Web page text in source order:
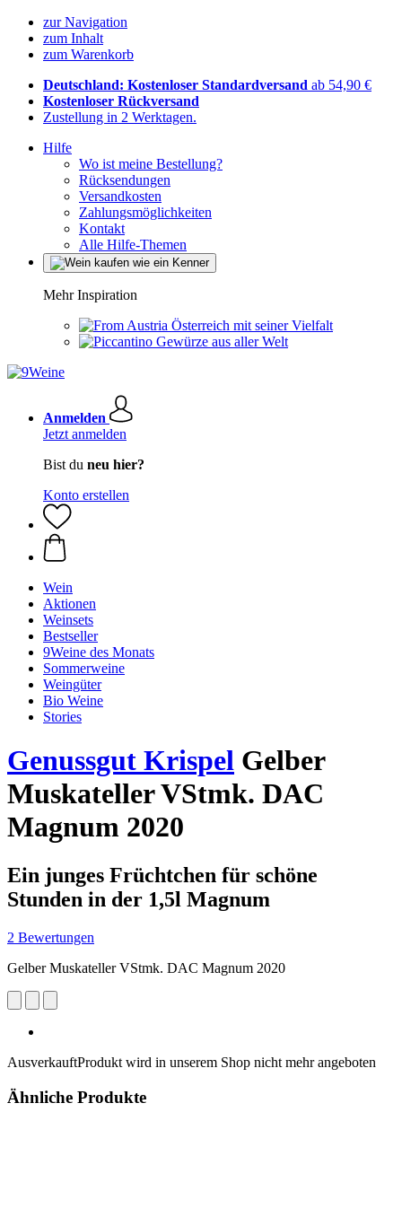
zur Navigation
zum Inhalt
zum Warenkorb
Deutschland: Kostenloser Standardversand ab 54,90 €
Kostenloser Rückversand
Zustellung in 2 Werktagen.
Hilfe
Wo ist meine Bestellung?
Rücksendungen
Versandkosten
Zahlungsmöglichkeiten
Kontakt
Alle Hilfe-Themen
Mehr Inspiration
Österreich mit seiner Vielfalt
Gewürze aus aller Welt
Anmelden
Jetzt anmelden
Bist du neu hier?
Konto erstellen
Wein
Aktionen
Weinsets
Bestseller
9Weine des Monats
Sommerweine
Weingüter
Bio Weine
Stories
Genussgut Krispel Gelber
Muskateller VStmk. DAC
Magnum 2020
Ein junges Früchtchen für schöne
Stunden in der 1,5l Magnum
2 Bewertungen
Gelber Muskateller VStmk. DAC Magnum 2020
AusverkauftProdukt wird in unserem Shop nicht mehr angeboten
Ähnliche Produkte